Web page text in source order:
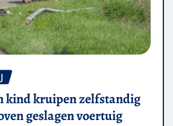
kind kruipen zelfstandig
geslagen voertuig